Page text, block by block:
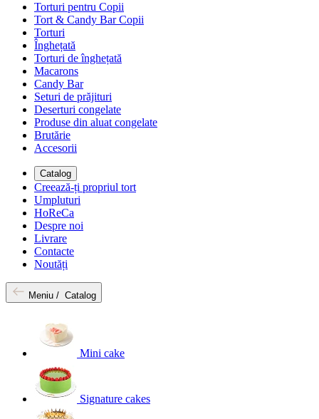
Torturi pentru Copii
Tort & Candy Bar Copii
Torturi
Înghețată
Torturi de înghețată
Macarons
Candy Bar
Seturi de prăjituri
Deserturi congelate
Produse din aluat congelate
Brutărie
Accesorii
Catalog
Creează-ți propriul tort
Umpluturi
HoReCa
Despre noi
Livrare
Contacte
Noutăți
Meniu / Catalog
Mini cake
Signature cakes